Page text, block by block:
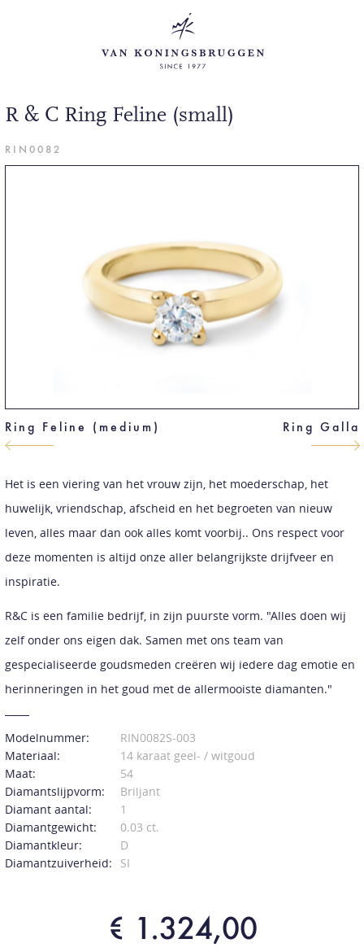
R & C Ring Feline (small)
RIN0082
Ring Feline (medium) Ring Galla
Het is een viering van het vrouw zijn, het moederschap, het
huwelijk, vriendschap, afscheid en het begroeten van nieuw
leven, alles maar dan ook alles komt voorbij.. Ons respect voor
deze momenten is altijd onze aller belangrijkste drijfveer en
inspiratie.
R&C is een familie bedrijf, in zijn puurste vorm. "Alles doen wij
zelf onder ons eigen dak. Samen met ons team van
gespecialiseerde goudsmeden creëren wij iedere dag emotie en
herinneringen in het goud met de allermooiste diamanten."
Modelnummer:
RIN0082S-003
Materiaal:
14 karaat geel- / witgoud
Maat:
54
Diamantslijpvorm:
Briljant
Diamant aantal:
1
Diamantgewicht:
0.03 ct.
Diamantkleur:
D
Diamantzuiverheid:
SI
€ 1.324,00